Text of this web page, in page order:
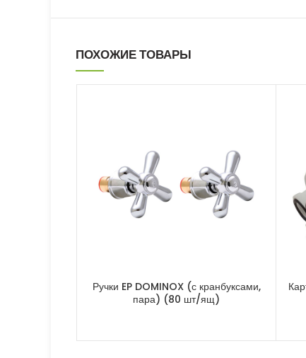
ПОХОЖИЕ ТОВАРЫ
Ручки EP DOMINOX (с кранбуксами,
пара) (80 шт/ящ)